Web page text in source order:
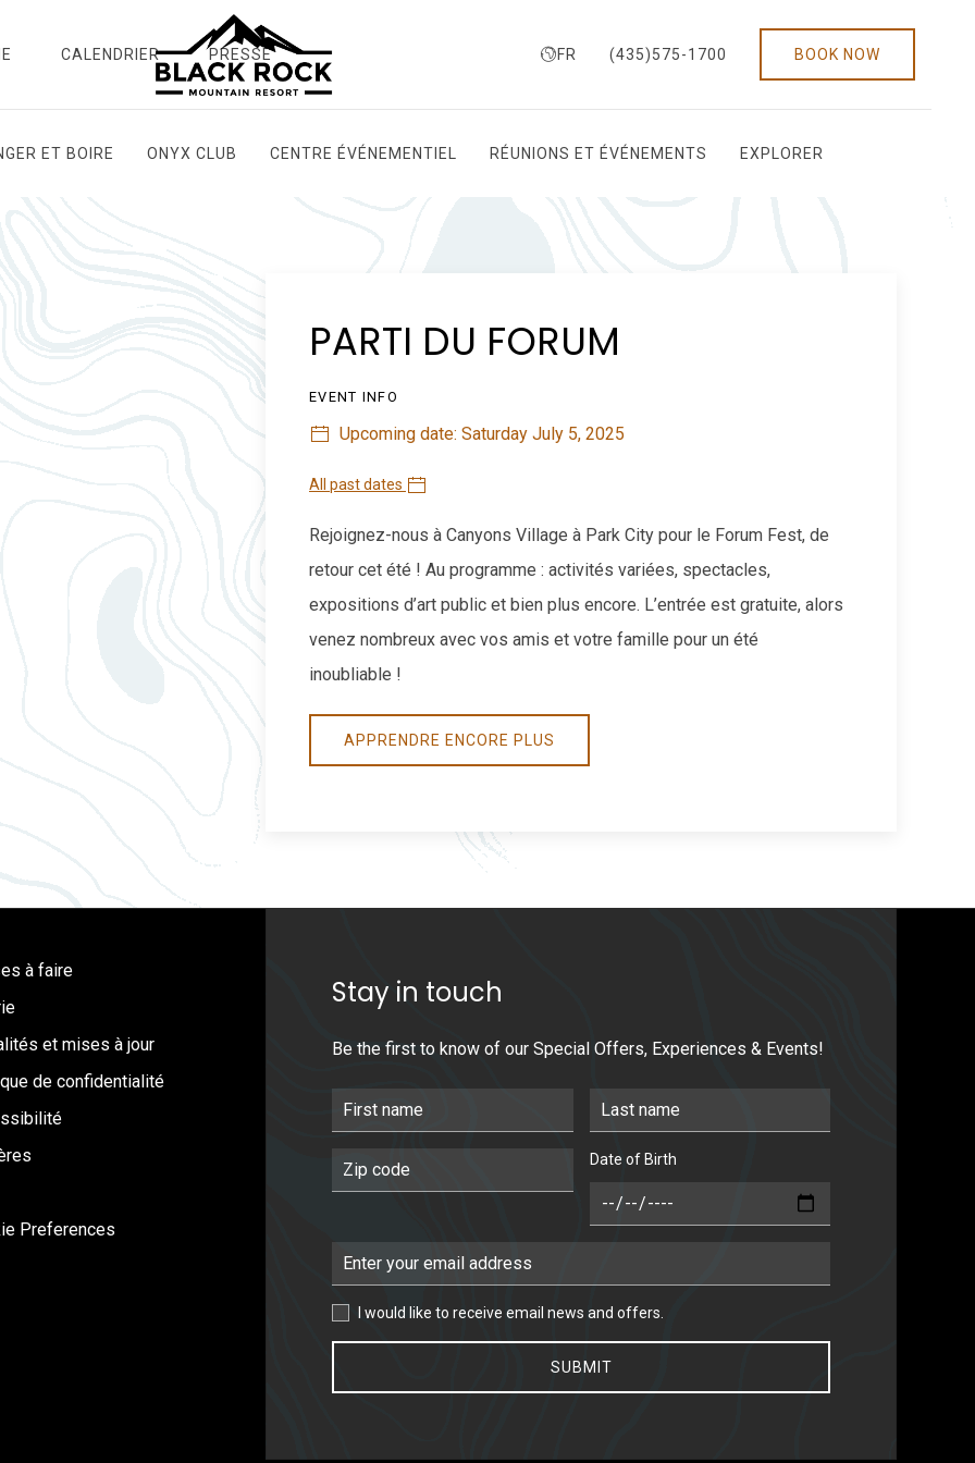
CALENDRIER PRESSE FR (435)575-1700 BOOK NOW
ET BOIRE ONYX CLUB CENTRE ÉVÉNEMENTIEL RÉUNIONS ET ÉVÉNEMENTS EXPLORER
PARTI DU FORUM
EVENT INFO
Upcoming date: Saturday July 5, 2025
All past dates
Rejoignez-nous à Canyons Village à Park City pour le Forum Fest, de
retour cet été ! Au programme : activités variées, spectacles,
expositions d’art public et bien plus encore. L’entrée est gratuite, alors
venez nombreux avec vos amis et votre famille pour un été
inoubliable !
APPRENDRE ENCORE PLUS
à faire
et mises à jour
de confidentialité
Preferences
Stay in touch
Be the first to know of our Special Offers, Experiences & Events!
First Name Last Name
Postal Code DOB
Date of Birth
Email Address
I would like to receive email news and offers.
I would like to receive email news and offers.
SUBMIT